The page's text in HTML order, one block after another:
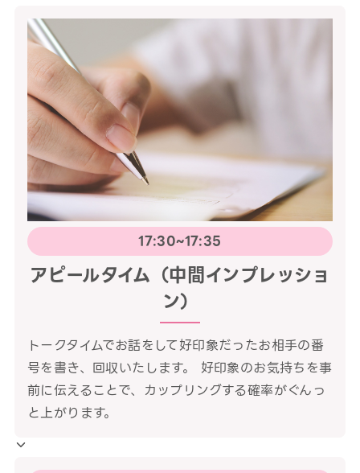
17:30~17:35
アピールタイム（中間インプレッショ
ン）
トークタイムでお話をして好印象だったお相手の番
号を書き、回収いたします。 好印象のお気持ちを事
前に伝えることで、カップリングする確率がぐんっ
と上がります。